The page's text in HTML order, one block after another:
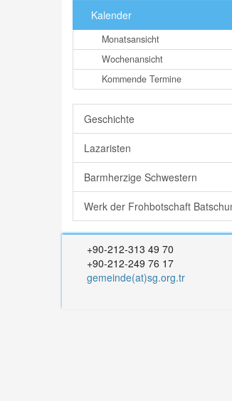
Kalender
Monatsansicht
Wochenansicht
Kommende Termine
Geschichte
Lazaristen
Barmherzige Schwestern
Werk der Frohbotschaft
+90-212-313 49 70
+90-212-249 76 17
gemeinde(at)sg.org.tr